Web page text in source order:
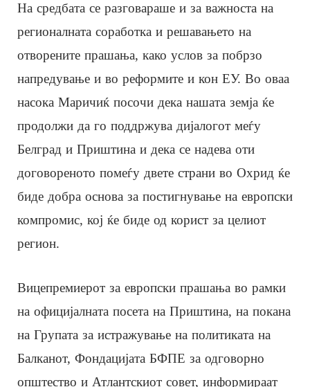
На средбата се разговараше и за важноста на
регионалната соработка и решавањето на
отворените прашања, како услов за побрзо
напредување и во реформите и кон ЕУ. Во оваа
насока Маричиќ посочи дека нашата земја ќе
продолжи да го поддржува дијалогот меѓу
Белград и Приштина и дека се надева оти
договореното помеѓу двете страни во Охрид ќе
биде добра основа за постигнување на европски
компромис, кој ќе биде од корист за целиот
регион.
Вицепремиерот за европски прашања во рамки
на официјалната посета на Приштина, на покана
на Групата за истражување на политиката на
Балканот, Фондацијата БФПЕ за одговорно
општество и Атлантскиот совет, информираат